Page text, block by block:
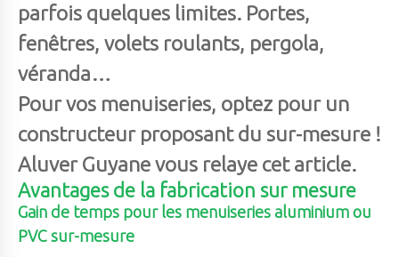
parfois quelques limites. Portes,
fenêtres, volets roulants, pergola,
véranda…
Pour vos menuiseries, optez pour un
constructeur proposant du sur-mesure !
Aluver Guyane vous relaye cet article.
Avantages de la fabrication sur mesure
Gain de temps pour les menuiseries aluminium ou
PVC sur-mesure